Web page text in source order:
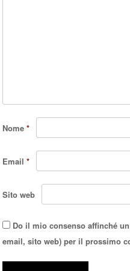
Nome*
Email*
Sito web
Do il mio consenso affinché
email, sito web) per il prossimo